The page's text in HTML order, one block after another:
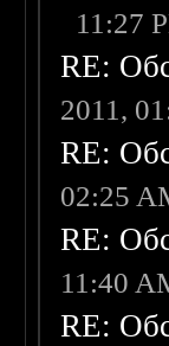
11:27
RE:
2011,
RE:
02:25
RE:
11:40
RE: